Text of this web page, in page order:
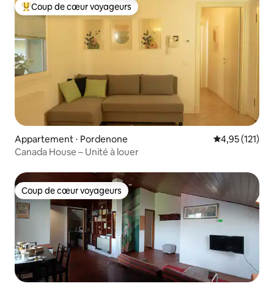
Coups de cœur voyageurs les plus appréciés
Coup de cœur voyageurs
Appartement ⋅ Pordenone Évaluation
4,95 (121)
Canada House – Unité à louer
Coup de cœur voyageurs
Coup de cœur voyageurs